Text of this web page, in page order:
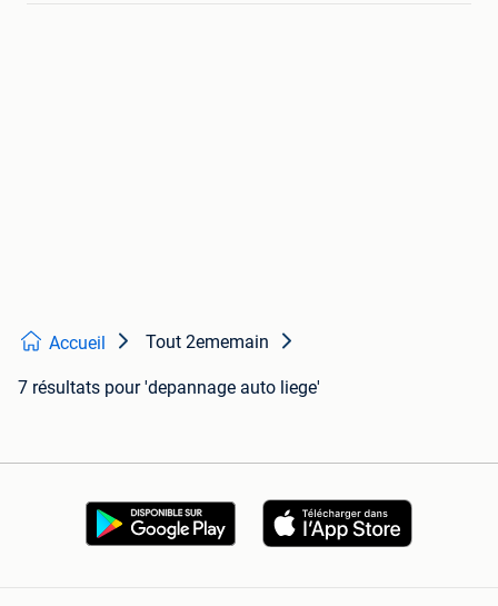
Accueil Tout 2ememain
7 résultats pour 'depannage auto liege'